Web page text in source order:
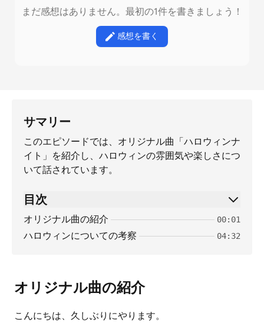
まだ感想はありません。最初の1件を書きましょう！
感想を書く
サマリー
このエピソードでは、オリジナル曲「ハロウィンナ
イト」を紹介し、ハロウィンの雰囲気や楽しさにつ
いて話されています。
目次
オリジナル曲の紹介 00:01
ハロウィンについての考察 04:32
オリジナル曲の紹介
こんにちは、久しぶりにやります。